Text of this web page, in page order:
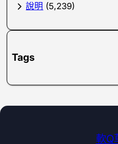
說明 (5,239)
Tags
軟Q